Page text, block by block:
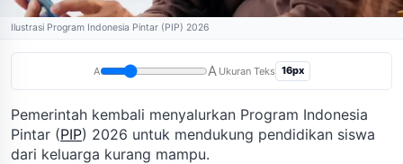
Ilustrasi Program Indonesia Pintar (PIP) 2026
A A Ukuran Teks 16px
Pemerintah kembali menyalurkan Program Indonesia
Pintar (PIP) 2026 untuk mendukung pendidikan siswa
dari keluarga kurang mampu.